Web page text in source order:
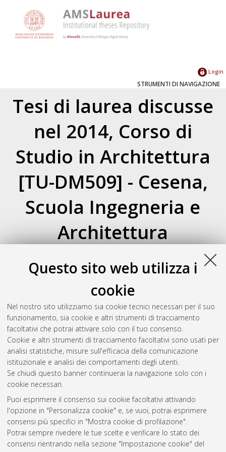
Questo sito web utilizza i
cookie
Nel nostro sito utilizziamo sia cookie tecnici necessari per il suo
funzionamento, sia cookie e altri strumenti di tracciamento
facoltativi che potrai attivare solo con il tuo consenso.
Cookie e altri strumenti di tracciamento facoltativi sono usati per
analisi statistiche, misure sull'efficacia della comunicazione
istituzionale e analisi dei comportamenti degli utenti.
Se chiudi questo banner continuerai la navigazione solo con i
cookie necessari.
Puoi esprimere il consenso sui cookie facoltativi attivando
l'opzione in "Personalizza cookie" e, se vuoi, potrai esprimere
consensi più specifici in "Mostra cookie di profilazione".
Potrai sempre rivedere le tue scelte e verificare lo stato dei
consensi rientrando nella sezione "Impostazione cookie" del
Login
STRUMENTI DI NAVIGAZIONE
Tesi di laurea discusse
nel 2014, Corso di
Studio in Architettura
[TU-DM509] - Cesena,
Scuola Ingegneria e
Architettura
Esporta come
Atom
Raggruppa per:Autore della tesi|Relatore della tesi|
Indirizzo|Orientamento|Nessun raggruppamento
Numero di documenti: 0.
Questa lista e' stata generata ilFri Aug 7 20:41:04 2026 CEST
Atom
Rss 1.0
Rss 2.0